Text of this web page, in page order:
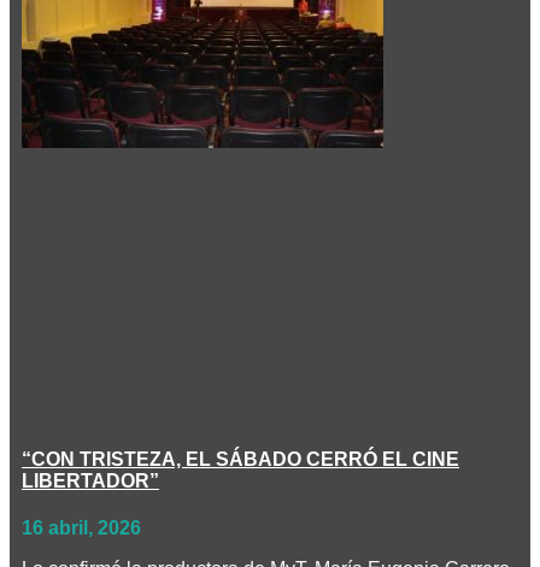
“CON TRISTEZA, EL SÁBADO CERRÓ EL CINE
LIBERTADOR”
16 abril, 2026